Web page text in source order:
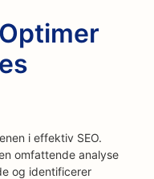
i effektiv SEO.
omfattende analyse
og identificerer